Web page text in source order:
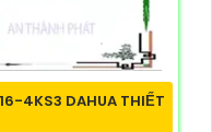
4KS3 DAHUA THIẾT